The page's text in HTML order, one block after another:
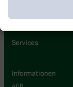
Services
Informationen